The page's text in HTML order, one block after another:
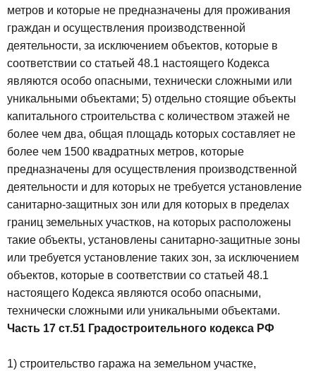
метров и которые не предназначены для проживания
граждан и осуществления производственной
деятельности, за исключением объектов, которые в
соответствии со статьей 48.1 настоящего Кодекса
являются особо опасными, технически сложными или
уникальными объектами; 5) отдельно стоящие объекты
капитального строительства с количеством этажей не
более чем два, общая площадь которых составляет не
более чем 1500 квадратных метров, которые
предназначены для осуществления производственной
деятельности и для которых не требуется установление
санитарно-защитных зон или для которых в пределах
границ земельных участков, на которых расположены
такие объекты, установлены санитарно-защитные зоны
или требуется установление таких зон, за исключением
объектов, которые в соответствии со статьей 48.1
настоящего Кодекса являются особо опасными,
технически сложными или уникальными объектами.
Часть 17 ст.51 Градостроительного кодекса РФ
1) строительство гаража на земельном участке,